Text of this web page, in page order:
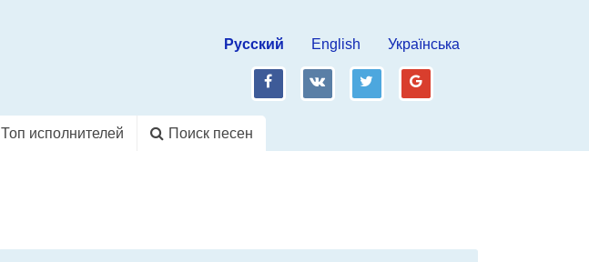
Русский English Українська
fb vk tw gp
Топ исполнителей Поиск песен